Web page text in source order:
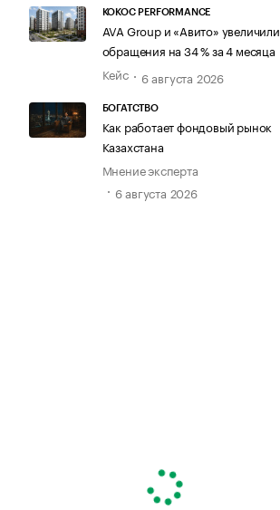
KOKOC PERFORMANCE
AVA Group и «Авито» увеличили
обращения на 34 % за 4 месяца
Кейс
6 августа 2026
БОГАТСТВО
Как работает фондовый рынок
Казахстана
Мнение эксперта
6 августа 2026